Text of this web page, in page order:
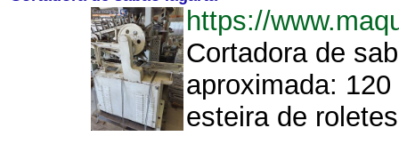
https://
Cortadora de
aproximada:
esteira de